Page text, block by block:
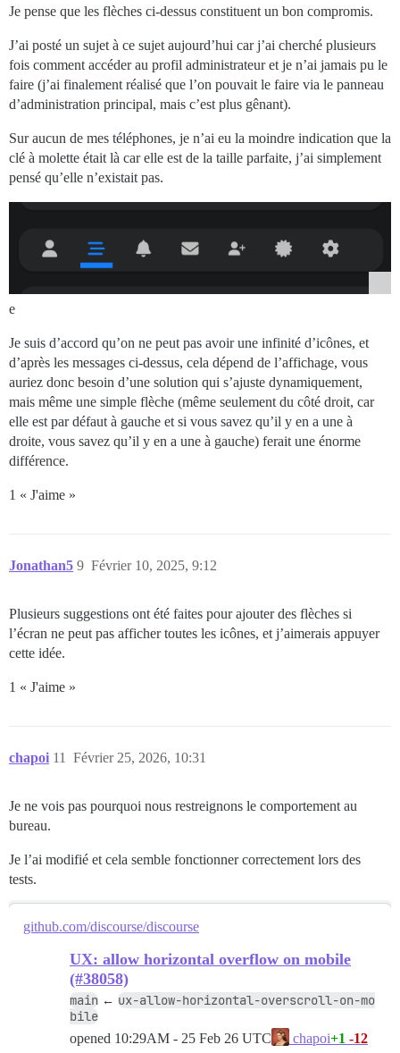
Je pense que les flèches ci-dessus constituent un bon compromis.
J’ai posté un sujet à ce sujet aujourd’hui car j’ai cherché plusieurs
fois comment accéder au profil administrateur et je n’ai jamais pu le
faire (j’ai finalement réalisé que l’on pouvait le faire via le panneau
d’administration principal, mais c’est plus gênant).
Sur aucun de mes téléphones, je n’ai eu la moindre indication que la
clé à molette était là car elle est de la taille parfaite, j’ai simplement
pensé qu’elle n’existait pas.
e
Je suis d’accord qu’on ne peut pas avoir une infinité d’icônes, et
d’après les messages ci-dessus, cela dépend de l’affichage, vous
auriez donc besoin d’une solution qui s’ajuste dynamiquement,
mais même une simple flèche (même seulement du côté droit, car
elle est par défaut à gauche et si vous savez qu’il y en a une à
droite, vous savez qu’il y en a une à gauche) ferait une énorme
différence.
1 « J'aime »
Jonathan5 Février 10, 2025, 9:12
9
Plusieurs suggestions ont été faites pour ajouter des flèches si
l’écran ne peut pas afficher toutes les icônes, et j’aimerais appuyer
cette idée.
1 « J'aime »
chapoi Février 25, 2026, 10:31
11
Je ne vois pas pourquoi nous restreignons le comportement au
bureau.
Je l’ai modifié et cela semble fonctionner correctement lors des
tests.
github.com/discourse/discourse
UX: allow horizontal overflow on mobile
(#38058)
main ← ux-allow-horizontal-overscroll-on-mo
bile
opened 10:29AM - 25 Feb 26 UTC chapoi+1 -12